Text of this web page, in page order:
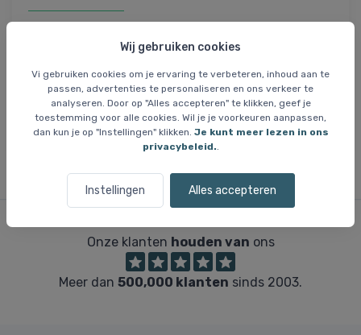
Wij gebruiken cookies
Vi gebruiken cookies om je ervaring te verbeteren, inhoud aan te
passen, advertenties te personaliseren en ons verkeer te
analyseren. Door op "Alles accepteren" te klikken, geef je
toestemming voor alle cookies. Wil je je voorkeuren aanpassen,
dan kun je op "Instellingen" klikken. Je kunt meer lezen in ons
privacybeleid.
Instellingen Alles accepteren
Tatonka Barrel 45, reistas,
zwart
Onze klanten houden van ons
Meer dan 500,000 klanten sinds 2003.